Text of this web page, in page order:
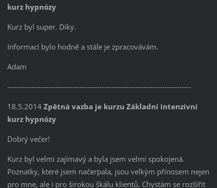
kurz hypnózy
Kurz byl super. Díky.
Informací bylo hodně a stále je zpracovávám.
Adam
----------------------------------------------------------------------------
18.5.2014 Zpětná vazba je kurzu Základní intenzivní
kurz hypnózy
Dobrý večer!
Kurz byl velmi zajímavý a byla jsem velmi spokojená.
Poznatky, které jsem načerpala, jsou velkým přínosem nejen
pro mne, ale i pro širokou škálu klientů. Chystám se rozšířit